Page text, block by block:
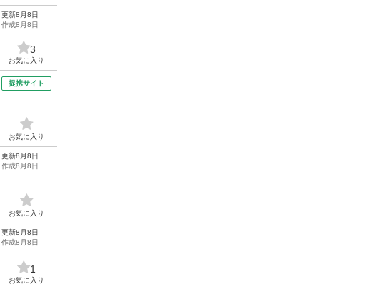
更新8月8日
作成8月8日
3
お気に入り
提携サイト
お気に入り
更新8月8日
作成8月8日
お気に入り
更新8月8日
作成8月8日
1
お気に入り